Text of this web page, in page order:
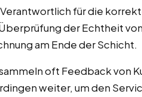
Verantwortlich für die
der Echtheit
am Ende der Schicht.
oft Feedback von
weiter, um den